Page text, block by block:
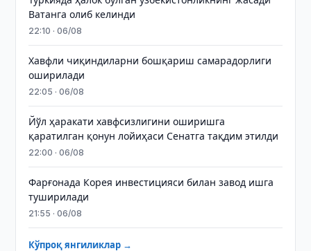
Ватанга олиб келинди
22:10 · 06/08
Хавфли чиқиндиларни бошқариш самарадорлиги
оширилади
22:05 · 06/08
Йўл ҳаракати хавфсизлигини оширишга
қаратилган қонун лойиҳаси Сенатга тақдим этилди
22:00 · 06/08
Фарғонада Корея инвестицияси билан завод ишга
туширилади
21:55 · 06/08
Кўпроқ янгиликлар →